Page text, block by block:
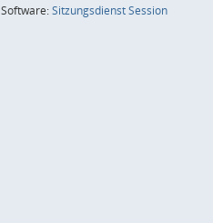
Software:SitzungsdienstSession(Wird in